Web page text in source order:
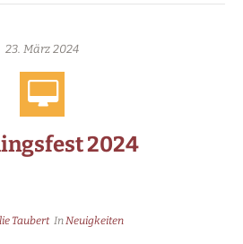
23. März 2024
2024
Taubert InNeuigkeiten